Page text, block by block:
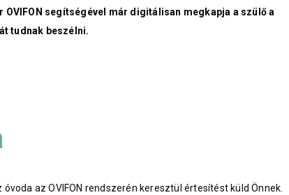
segítségével már digitálisan megkapja a szülő a
tudnak beszélni.
az OVIFON rendszerén keresztül értesítést küld Önnek.